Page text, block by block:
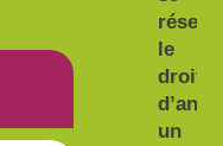
le
droit
un